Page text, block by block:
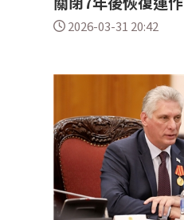
2026-03-31 20:42